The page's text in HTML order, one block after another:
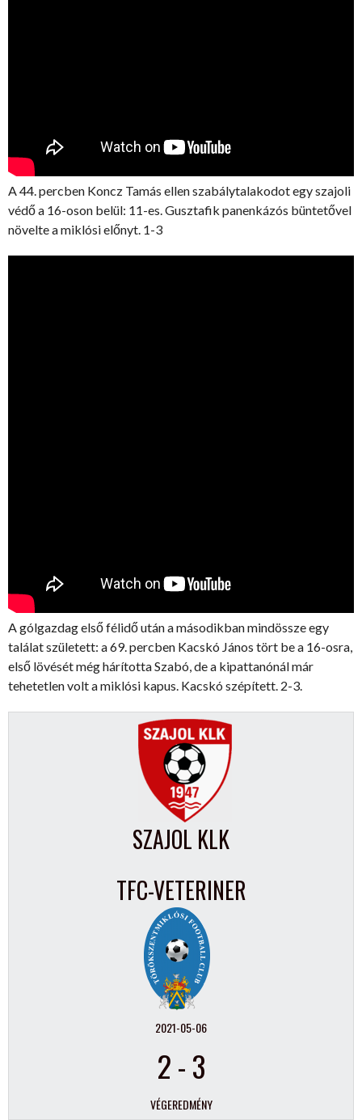
A 44. percben Koncz Tamás ellen szabálytalakodot egy szajoli
védő a 16-oson belül: 11-es. Gusztafik panenkázós büntetővel
növelte a miklósi előnyt. 1-3
A gólgazdag első félidő után a másodikban mindössze egy
találat született: a 69. percben Kacskó János tört be a 16-osra,
első lövését még hárította Szabó, de a kipattanónál már
tehetetlen volt a miklósi kapus. Kacskó szépített. 2-3.
SZAJOL KLK
TFC-VETERINER
2021-05-06
2-3
VÉGEREDMÉNY